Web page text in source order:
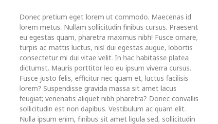
Donec pretium eget lorem ut commodo. Maecenas id
lorem metus. Nullam sollicitudin finibus cursus. Praesent
eu egestas quam, pharetra maximus nibh! Fusce ornare,
turpis ac mattis luctus, nisl dui egestas augue, lobortis
consectetur mi dui vitae velit. In hac habitasse platea
dictumst. Mauris porttitor leo eu ipsum viverra cursus.
Fusce justo felis, efficitur nec quam et, luctus facilisis
lorem? Suspendisse gravida massa sit amet lacus
feugiat; venenatis aliquet nibh pharetra? Donec convallis
sollicitudin est non dapibus. Vestibulum ac quam elit.
Nulla ipsum enim, finibus sit amet ligula sed, sollicitudin